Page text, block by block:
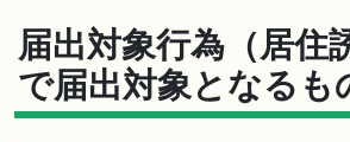
届出対象行為（居住
で届出対象となるも